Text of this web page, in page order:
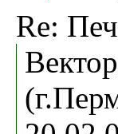
Re: